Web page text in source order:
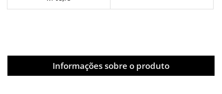
Informações sobre o produto